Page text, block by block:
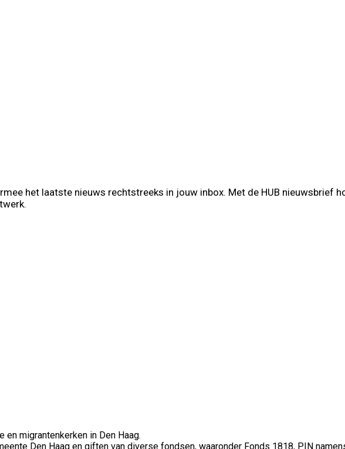
het laatste nieuws rechtstreeks in jouw inbox. Met de HUB nieuwsbrief
en migrantenkerken in Den Haag.
Den Haag en giften van diverse fondsen, waaronder Fonds 1818, PIN